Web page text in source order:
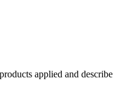
applied and describe